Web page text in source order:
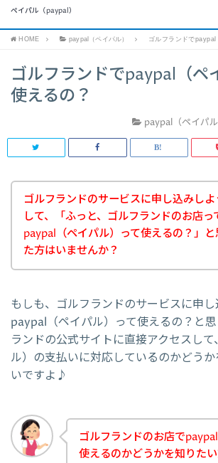
ペイパル（paypal）
HOME paypal（ペイパル） ゴルフランドでpaypal
ゴルフランドでpaypal（ペ
使えるの？
paypal（ペイパル
ゴルフランドのサービスに申し込みしよ
して、「ふっと、ゴルフランドのお店っ
paypal（ペイパル）って使えるの？」と
た方はいませんか？
もしも、ゴルフランドのサービスに申
paypal（ペイパル）って使えるの？と
ランドの公式サイトに直接アクセスし
ル）の支払いに対応しているのかどう
いですよ♪
ゴルフランドのお店で
使えるのかどうかを知りたい